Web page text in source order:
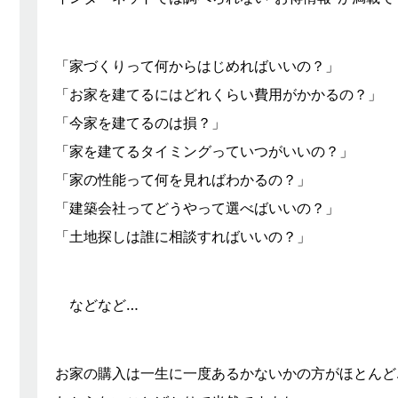
「家づくりって何からはじめればいいの？」
「お家を建てるにはどれくらい費用がかかるの？」
「今家を建てるのは損？」
「家を建てるタイミングっていつがいいの？」
「家の性能って何を見ればわかるの？」
「建築会社ってどうやって選べばいいの？」
「土地探しは誰に相談すればいいの？」
などなど…
お家の購入は一生に一度あるかないかの方がほとん